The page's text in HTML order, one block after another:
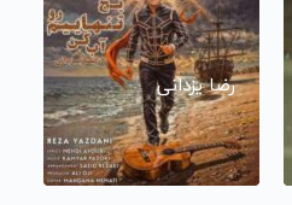
رضا یزدانی